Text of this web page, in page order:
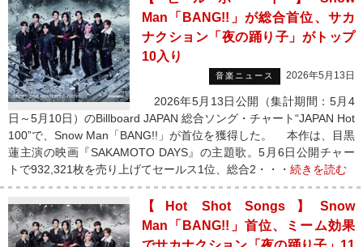
Man「BANG!!」が総合首位、サカ
ナクション「夜の踊り子」がトップ
10入り
音楽ニュース 2026年5月13日
2026年5月13日公開（集計期間：5月4
日～5月10日）のBillboard JAPAN 総合ソング・チャート“JAPAN Hot
100”で、Snow Man「BANG!!」が首位を獲得した。 本作は、目黒
蓮主演の映画『SAKAMOTO DAYS』の主題歌。5月6日公開チャー
トで932,321枚を売り上げてセールス1位、総合2・・・ 続きを読む
【Hot Shot Songs】Snow
Man「BANG!!」首位、ミーム効果